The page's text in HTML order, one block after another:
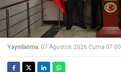
Yayınlanma: 07 Ağustos 2026 Cuma 07:00